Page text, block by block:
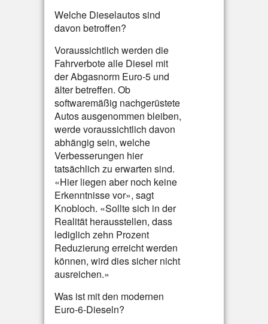
Welche Dieselautos sind
davon betroffen?
Voraussichtlich werden die
Fahrverbote alle Diesel mit
der Abgasnorm Euro-5 und
älter betreffen. Ob
softwaremäßig nachgerüstete
Autos ausgenommen bleiben,
werde voraussichtlich davon
abhängig sein, welche
Verbesserungen hier
tatsächlich zu erwarten sind.
«Hier liegen aber noch keine
Erkenntnisse vor», sagt
Knobloch. «Sollte sich in der
Realität herausstellen, dass
lediglich zehn Prozent
Reduzierung erreicht werden
können, wird dies sicher nicht
ausreichen.»
Was ist mit den modernen
Euro-6-Dieseln?